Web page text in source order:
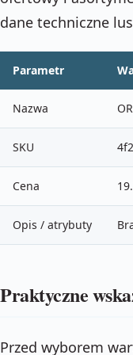
dane techniczne
Parametr
Nazwa
SKU
Cena
Opis / atrybuty
Praktyczne
Przed wyborem